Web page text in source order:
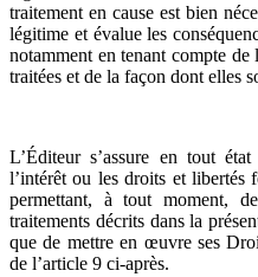
traitement en cause est bien
légitime et évalue les
notamment en tenant compte de
traitées et de la façon dont elles
L’Éditeur s’assure en tout
l’intérêt ou les droits et libertés
permettant, à tout moment,
traitements décrits dans la
que de mettre en œuvre ses
de l’article 9 ci-après.